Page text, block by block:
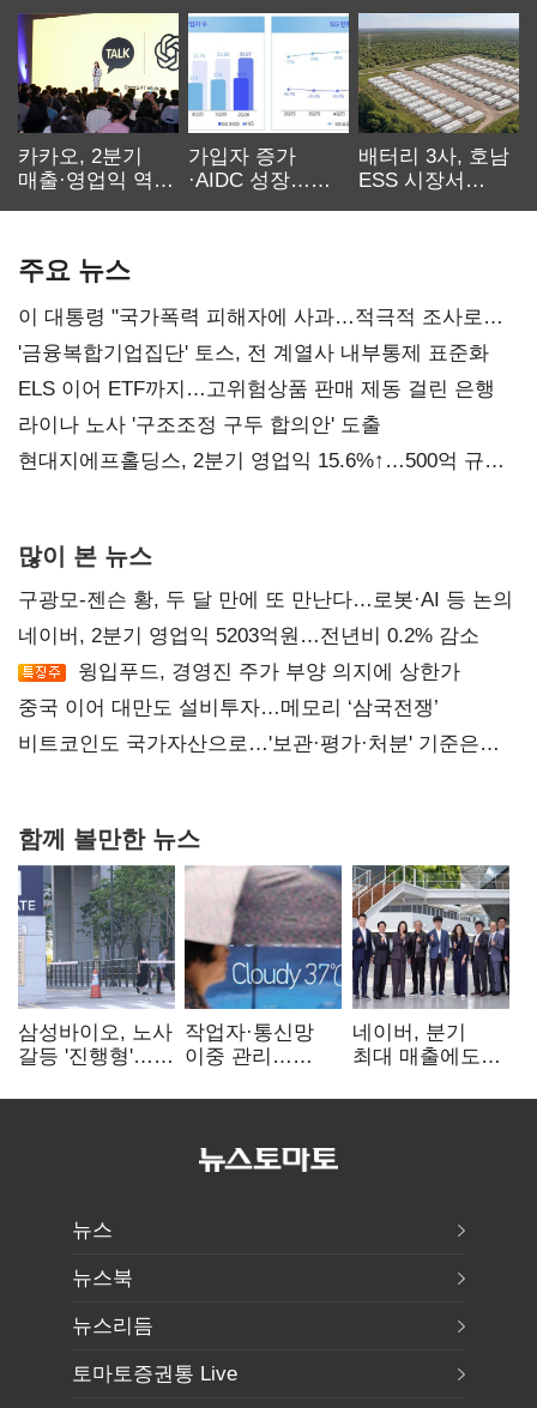
카카오, 2분기
매출·영업익 역대
가입자 증가
·AIDC 성장…
배터리 3사, 호남
ESS 시장서
주요 뉴스
이 대통령 "국가폭력 피해자에 사과…적극적 조사로
진실 밝혀야"
'금융복합기업집단' 토스, 전 계열사 내부통제 표준화
ELS 이어 ETF까지…고위험상품 판매 제동 걸린 은행
라이나 노사 '구조조정 구두 합의안' 도출
현대지에프홀딩스, 2분기 영업익 15.6%↑…500억 규모
많이 본 뉴스
구광모-젠슨 황, 두 달 만에 또 만난다…로봇·AI 등 논의
네이버, 2분기 영업익 5203억원…전년비 0.2% 감소
윙입푸드, 경영진 주가 부양 의지에 상한가
중국 이어 대만도 설비투자…메모리 ‘삼국전쟁’
비트코인도 국가자산으로…'보관·평가·처분' 기준은
함께 볼만한 뉴스
삼성바이오, 노사
갈등 '진행형'…
작업자·통신망
이중 관리…
비상대응 돌입
네이버, 분기
최대 매출에도
팩토리 속도
뉴스
뉴스북
뉴스리듬
토마토증권통 Live